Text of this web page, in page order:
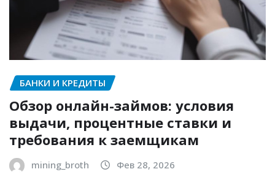
БАНКИ И КРЕДИТЫ
Обзор онлайн-займов: условия
выдачи, процентные ставки и
требования к заемщикам
mining_broth Фев 28, 2026